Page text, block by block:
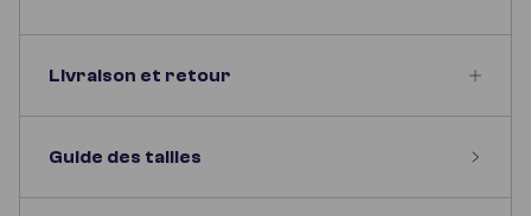
Livraison et retour
Guide des tailles